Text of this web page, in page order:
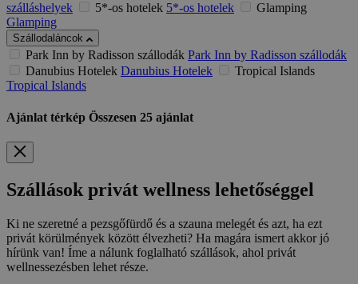
szálláshelyek
5*-os hotelek 5*-os hotelek
Glamping
Glamping
Szállodaláncok
Park Inn by Radisson szállodák Park Inn by Radisson szállodák
Danubius Hotelek Danubius Hotelek
Tropical Islands
Tropical Islands
Ajánlat térkép Összesen 25 ajánlat
Szállások privát wellness lehetőséggel
Ki ne szeretné a pezsgőfürdő és a szauna melegét és azt, ha ezt
privát körülmények között élvezheti? Ha magára ismert akkor jó
hírünk van! Íme a nálunk foglalható szállások, ahol privát
wellnessezésben lehet része.